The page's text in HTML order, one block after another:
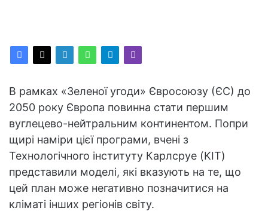
В рамках «Зеленої угоди» Євросоюзу (ЄС) до
2050 року Європа повинна стати першим
вуглецево-нейтральним континентом. Попри
щирі наміри цієї програми, вчені з
Технологічного інституту Карлсруе (KIT)
представили моделі, які вказують на те, що
цей план може негативно позначитися на
кліматі інших регіонів світу.